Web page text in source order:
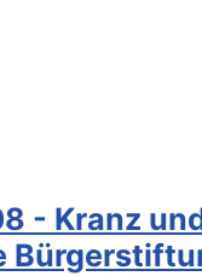
- Kranz